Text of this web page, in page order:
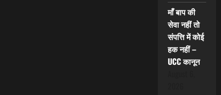
माँ बाप की
सेवा नहीं तो
संपत्ति में कोई
हक नहीं –
UCC कानून